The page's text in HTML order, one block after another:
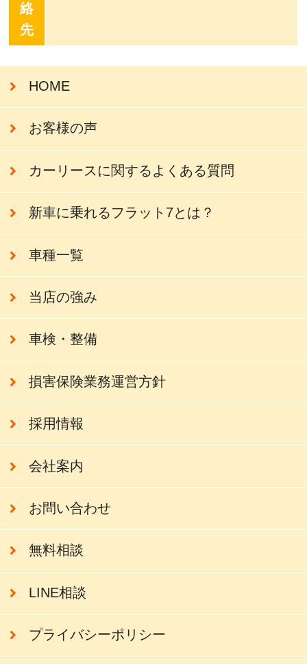
絡
先
HOME
お客様の声
カーリースに関するよくある質問
新車に乗れるフラット7とは？
車種一覧
当店の強み
車検・整備
損害保険業務運営方針
採用情報
会社案内
お問い合わせ
無料相談
LINE相談
プライバシーポリシー